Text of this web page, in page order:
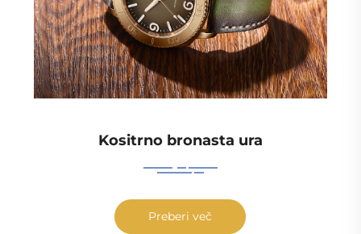
Kositrno bronasta ura
Preberi več